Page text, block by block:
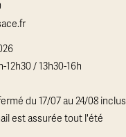
/ 13h30-16h
du 17/07 au 24/08 inclus
est assurée tout l'été